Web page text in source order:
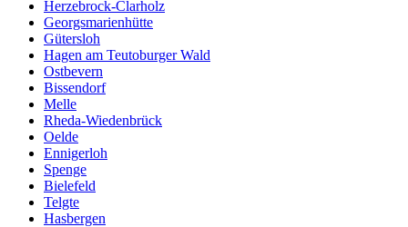
Herzebrock-Clarholz
Georgsmarienhütte
Gütersloh
Hagen am Teutoburger Wald
Ostbevern
Bissendorf
Melle
Rheda-Wiedenbrück
Oelde
Ennigerloh
Spenge
Bielefeld
Telgte
Hasbergen